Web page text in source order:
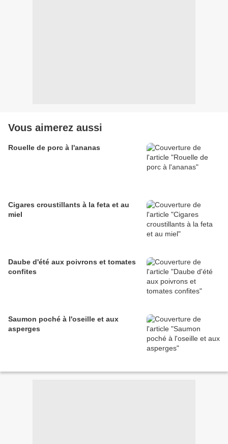
Vous aimerez aussi
Rouelle de porc à l'ananas
Cigares croustillants à la feta et au
miel
Daube d'été aux poivrons et tomates
confites
Saumon poché à l'oseille et aux
asperges